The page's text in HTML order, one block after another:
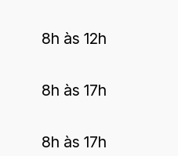
8h às 12h
8h às 17h
8h às 17h